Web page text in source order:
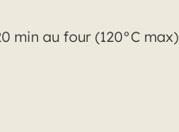
min au four (120°C max)